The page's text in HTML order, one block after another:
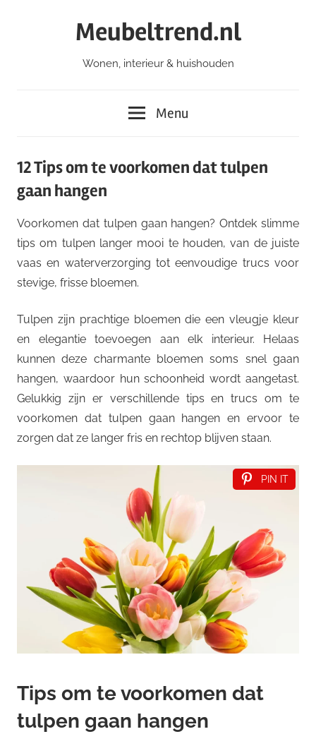
Meubeltrend.nl
Wonen, interieur & huishouden
Menu
12 Tips om te voorkomen dat tulpen
gaan hangen
Voorkomen dat tulpen gaan hangen? Ontdek slimme
tips om tulpen langer mooi te houden, van de juiste
vaas en waterverzorging tot eenvoudige trucs voor
stevige, frisse bloemen.
Tulpen zijn prachtige bloemen die een vleugje kleur
en elegantie toevoegen aan elk interieur. Helaas
kunnen deze charmante bloemen soms snel gaan
hangen, waardoor hun schoonheid wordt aangetast.
Gelukkig zijn er verschillende tips en trucs om te
voorkomen dat tulpen gaan hangen en ervoor te
zorgen dat ze langer fris en rechtop blijven staan.
PIN IT
Tips om te voorkomen dat
tulpen gaan hangen